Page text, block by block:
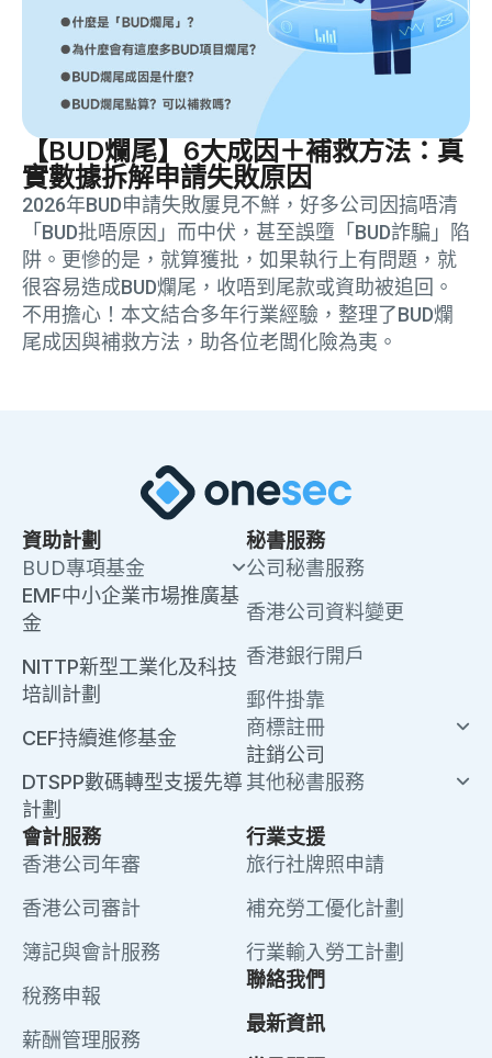
【BUD爛尾】6大成因＋補救方法：真
實數據拆解申請失敗原因
2026年BUD申請失敗屢見不鮮，好多公司因搞唔清
「BUD批唔原因」而中伏，甚至誤墮「BUD詐騙」陷
阱。更慘的是，就算獲批，如果執行上有問題，就
很容易造成BUD爛尾，收唔到尾款或資助被追回。
不用擔心！本文結合多年行業經驗，整理了BUD爛
尾成因與補救方法，助各位老闆化險為夷。
資助計劃
BUD專項基金
EMF中小企業市場推廣基
金
NITTP新型工業化及科技
培訓計劃
CEF持續進修基金
DTSPP數碼轉型支援先導
計劃
秘書服務
公司秘書服務
香港公司資料變更
香港銀行開戶
郵件掛靠
商標註冊
註銷公司
其他秘書服務
會計服務
香港公司年審
香港公司審計
簿記與會計服務
稅務申報
薪酬管理服務
行業支援
旅行社牌照申請
補充勞工優化計劃
行業輸入勞工計劃
聯絡我們
最新資訊